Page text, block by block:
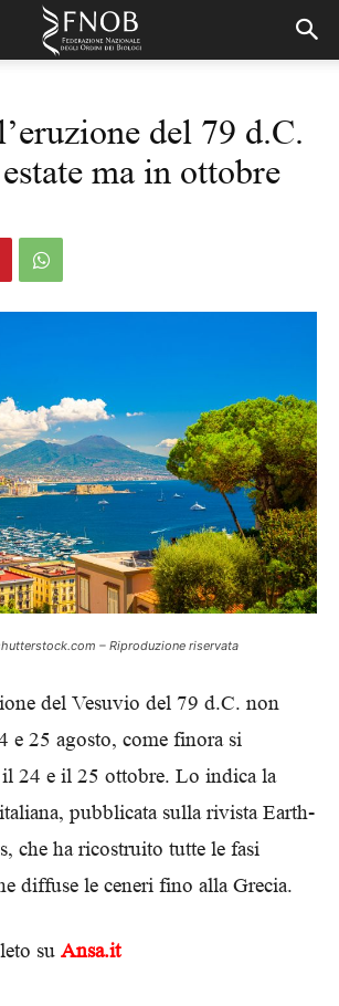
del 79 d.C.
ma in ottobre
– Riproduzione riservata
del Vesuvio del 79 d.C. non
e 25 agosto, come finora si
il 24 e il 25 ottobre. Lo indica la
pubblicata sulla rivista Earth-
che ha ricostruito tutte le fasi
diffuse le ceneri fino alla Grecia.
su Ansa.it